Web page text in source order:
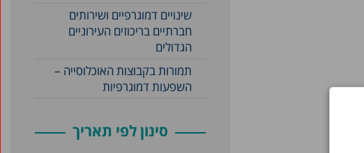
שינויים דמוגרפיים ושירותים
חברתיים בריכוזים העירוניים
הגדולים
תמורות בקבוצות האוכלוסייה –
השפעות דמוגרפיות
סינון לפי תאריך